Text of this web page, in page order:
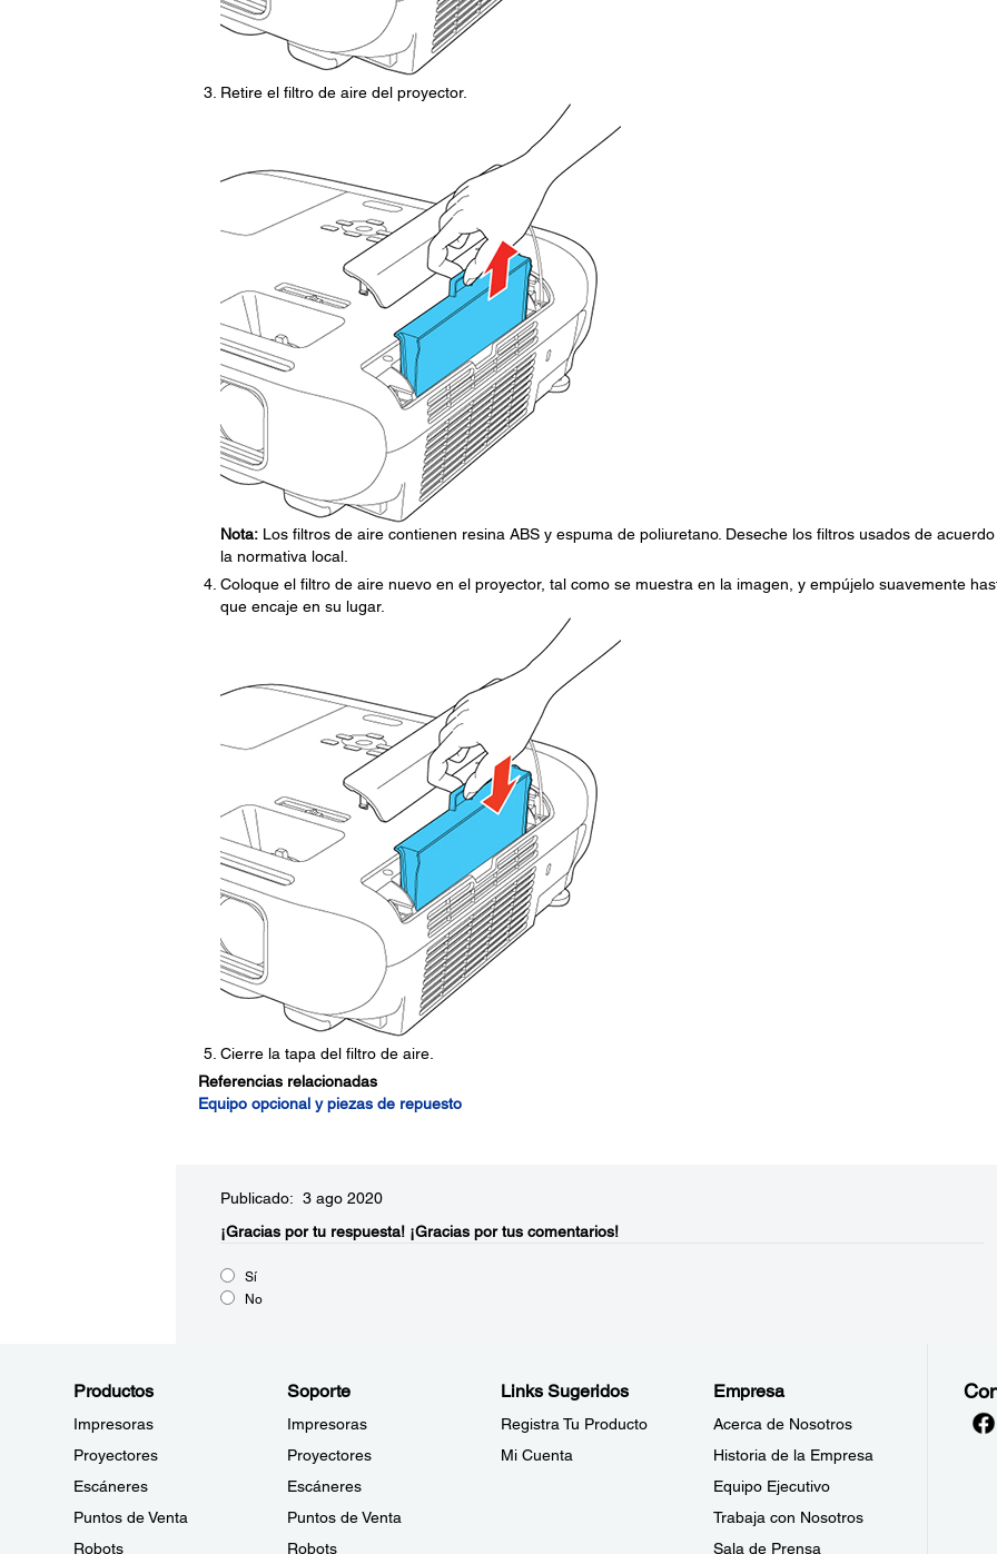
Retire el filtro de aire del proyector.
Nota:Los filtros de aire contienen resina ABS y espuma de poliuretano. Deseche los filtros usados de
la normativa local.
Coloque el filtro de aire nuevo en el proyector, tal como se muestra en la imagen, y empújelo suavemente
que encaje en su lugar.
Cierre la tapa del filtro de aire.
Referencias relacionadas
Equipo opcional y piezas de repuesto
Publicado: 3 ago 2020
¡Gracias por tu respuesta! ¡Gracias por tus comentarios!
Sí
No
Productos
Impresoras
Proyectores
Escáneres
Puntos de Venta
Robots
Soporte
Impresoras
Proyectores
Escáneres
Puntos de Venta
Robots
Links Sugeridos
Registra Tu Producto
Mi Cuenta
Empresa
Acerca de Nosotros
Historia de la Empresa
Equipo Ejecutivo
Trabaja con Nosotros
Sala de Prensa